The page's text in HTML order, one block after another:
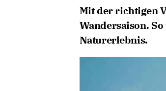
Mit der richtigen
Wandersaison.
Naturerlebnis.